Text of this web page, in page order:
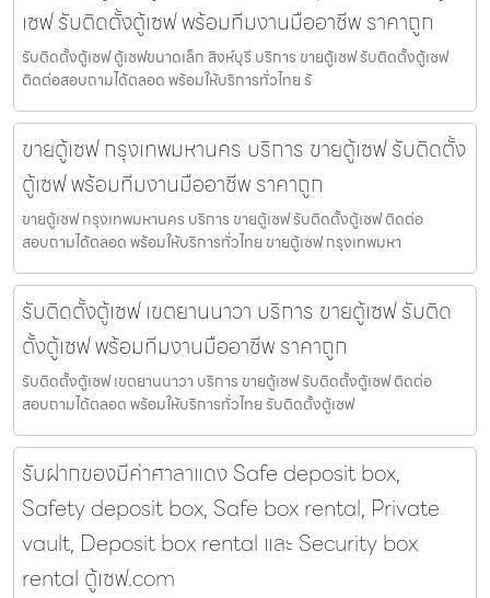
เซฟ รับติดตั้งตู้เซฟ พร้อมทีมงานมืออาชีพ ราคาถูก
รับติดตั้งตู้เซฟ ตู้เซฟขนาดเล็ก สิงห์บุรี บริการ ขายตู้เซฟ รับติดตั้งตู้เซฟ
ติดต่อสอบถามได้ตลอด พร้อมให้บริการทั่วไทย รั
ขายตู้เซฟ กรุงเทพมหานคร บริการ ขายตู้เซฟ รับติดตั้ง
ตู้เซฟ พร้อมทีมงานมืออาชีพ ราคาถูก
ขายตู้เซฟ กรุงเทพมหานคร บริการ ขายตู้เซฟ รับติดตั้งตู้เซฟ ติดต่อ
สอบถามได้ตลอด พร้อมให้บริการทั่วไทย ขายตู้เซฟ กรุงเทพมหา
รับติดตั้งตู้เซฟ เขตยานนาวา บริการ ขายตู้เซฟ รับติด
ตั้งตู้เซฟ พร้อมทีมงานมืออาชีพ ราคาถูก
รับติดตั้งตู้เซฟ เขตยานนาวา บริการ ขายตู้เซฟ รับติดตั้งตู้เซฟ ติดต่อ
สอบถามได้ตลอด พร้อมให้บริการทั่วไทย รับติดตั้งตู้เซฟ
รับฝากของมีค่าศาลาแดง Safe deposit box,
Safety deposit box, Safe box rental, Private
vault, Deposit box rental และ Security box
rental ตู้เซฟ.com